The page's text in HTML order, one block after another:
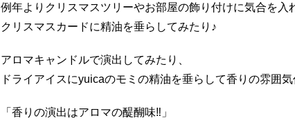
例年よりクリスマスツリーやお部屋の飾り付けに気合を入
クリスマスカードに精油を垂らしてみたり♪
アロマキャンドルで演出してみたり、
ドライアイスにyuicaのモミの精油を垂らして香りの雰囲
「香りの演出はアロマの醍醐味‼︎」